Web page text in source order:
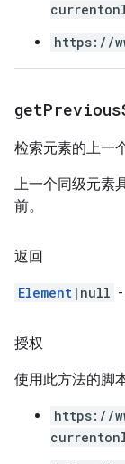
https://
getPrevious
检索元素的上一
上一个同级元素
前。
返回
Element |null
授权
使用此方法的脚
https://